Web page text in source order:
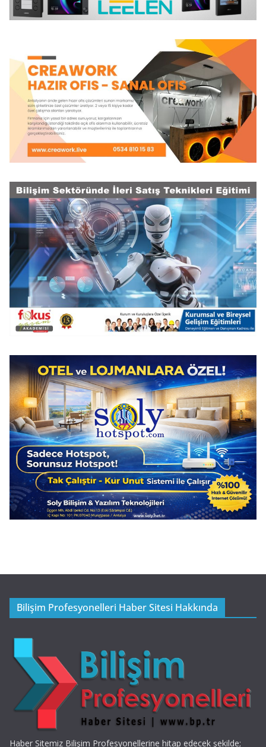
Bilişim Profesyonelleri Haber Sitesi Hakkında
Haber Sitemiz Bilişim Profesyonellerine hitap edecek şekilde;